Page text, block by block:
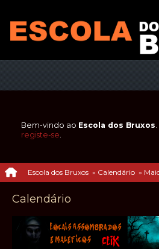
Bem-vindo ao Escola dos Bruxos
registe-se.
Escola dos Bruxos » Calendário »
Calendário